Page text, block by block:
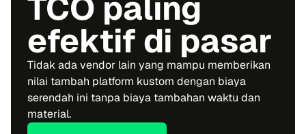
efektif di pasar
Tidak ada vendor lain yang mampu memberikan
nilai tambah platform kustom dengan biaya
serendah ini tanpa biaya tambahan waktu dan
material.